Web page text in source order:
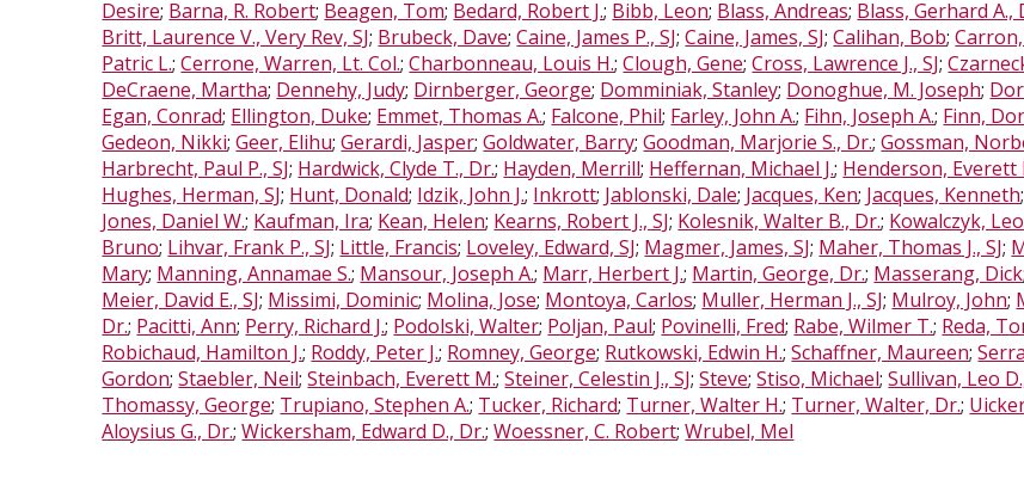
Desire; Barna, R. Robert; Beagen, Tom; Bedard, Robert J.; Bibb, Leon; Blass, Andreas; Blass, Gerhard A.,
Britt, Laurence V., Very Rev, SJ; Brubeck, Dave;Caine, James P., SJ;Caine, James, SJ;Calihan, Bob;
Patric L.;Cerrone, Warren, Lt. Col.;Charbonneau, Louis H.;Clough, Gene;Cross, Lawrence J., SJ;
DeCraene, Martha; Dennehy, Judy; Dirnberger, George; Domminiak, Stanley; Donoghue, M. Joseph;
Egan, Conrad; Ellington, Duke; Emmet, Thomas A.; Falcone, Phil; Farley, John A.; Fihn, Joseph A.; Finn,
Gedeon, Nikki;Geer, Elihu;Gerardi, Jasper;Goldwater, Barry;Goodman, Marjorie S., Dr.;Gossman,
Harbrecht, Paul P., SJ; Hardwick, Clyde T., Dr.; Hayden, Merrill; Heffernan, Michael J.; Henderson, Everett
Hughes, Herman, SJ; Hunt, Donald; Idzik, John J.; Inkrott; Jablonski, Dale; Jacques, Ken; Jacques, Kenneth;
Jones, Daniel W.; Kaufman, Ira; Kean, Helen; Kearns, Robert J., SJ; Kolesnik, Walter B., Dr.; Kowalczyk,
Bruno; Lihvar, Frank P., SJ; Little, Francis; Loveley, Edward, SJ; Magmer, James, SJ; Maher, Thomas J., SJ;
Mary; Manning, Annamae S.; Mansour, Joseph A.; Marr, Herbert J.; Martin, George, Dr.; Masserang, Dick;
Meier, David E., SJ; Missimi, Dominic; Molina, Jose; Montoya, Carlos; Muller, Herman J., SJ; Mulroy, John;
Dr.; Pacitti, Ann; Perry, Richard J.; Podolski, Walter; Poljan, Paul; Povinelli, Fred; Rabe, Wilmer T.; Reda,
Robichaud, Hamilton J.; Roddy, Peter J.; Romney, George; Rutkowski, Edwin H.;Schaffner, Maureen;
Gordon;Staebler, Neil;Steinbach, Everett M.;Steiner, Celestin J., SJ;Steve;Stiso, Michael;Sullivan, Leo
Thomassy, George; Trupiano, Stephen A.; Tucker, Richard; Turner, Walter H.; Turner, Walter, Dr.;
Aloysius G., Dr.;Wickersham, Edward D., Dr.;Woessner, C. Robert;Wrubel, Mel